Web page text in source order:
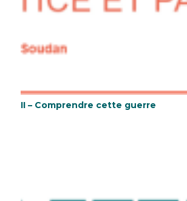
II – Comprendre cette guerre